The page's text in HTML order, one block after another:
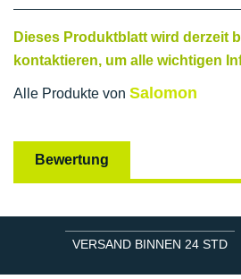
Dieses Produktblatt wird derzeit
kontaktieren, um alle wichtigen
Alle Produkte von Salomon
Bewertung
VERSAND BINNEN 24 STD